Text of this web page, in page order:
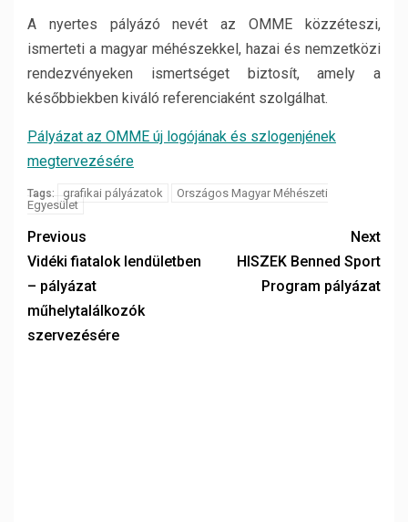
A nyertes pályázó nevét az OMME közzéteszi,
ismerteti a magyar méhészekkel, hazai és nemzetközi
rendezvényeken ismertséget biztosít, amely a
későbbiekben kiváló referenciaként szolgálhat.
Pályázat az OMME új logójának és szlogenjének
megtervezésére
Tags: grafikai pályázatok
Országos Magyar Méhészeti
Egyesület
Previous
Vidéki fiatalok lendületben
– pályázat
műhelytalálkozók
szervezésére
Next
HISZEK Benned Sport
Program pályázat